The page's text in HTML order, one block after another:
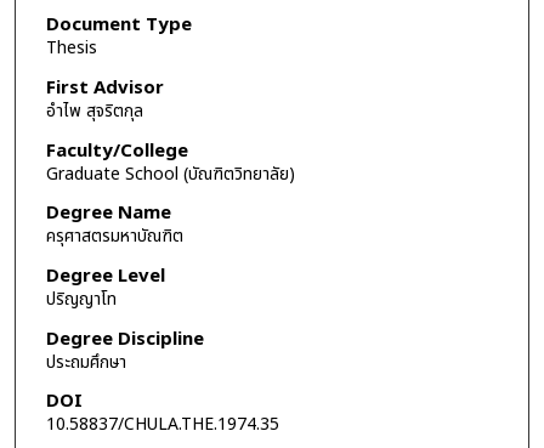
Document Type
Thesis
First Advisor
อำไพ สุจริตกุล
Faculty/College
Graduate School (บัณฑิตวิทยาลัย)
Degree Name
ครุศาสตรมหาบัณฑิต
Degree Level
ปริญญาโท
Degree Discipline
ประถมศึกษา
DOI
10.58837/CHULA.THE.1974.35